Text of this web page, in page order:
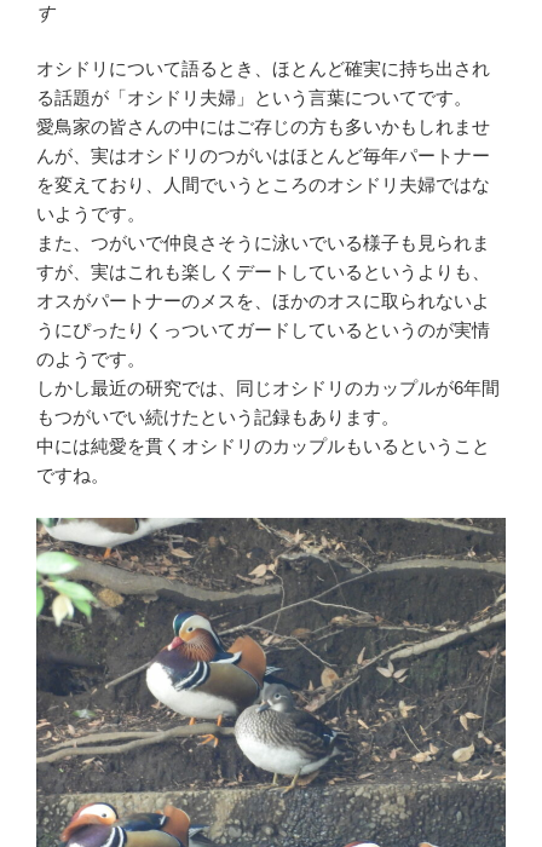
す
オシドリについて語るとき、ほとんど確実に持ち出され
る話題が「オシドリ夫婦」という言葉についてです。
愛鳥家の皆さんの中にはご存じの方も多いかもしれませ
んが、実はオシドリのつがいはほとんど毎年パートナー
を変えており、人間でいうところのオシドリ夫婦ではな
いようです。
また、つがいで仲良さそうに泳いでいる様子も見られま
すが、実はこれも楽しくデートしているというよりも、
オスがパートナーのメスを、ほかのオスに取られないよ
うにぴったりくっついてガードしているというのが実情
のようです。
しかし最近の研究では、同じオシドリのカップルが6年間
もつがいでい続けたという記録もあります。
中には純愛を貫くオシドリのカップルもいるということ
ですね。